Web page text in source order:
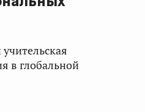
в глобальной